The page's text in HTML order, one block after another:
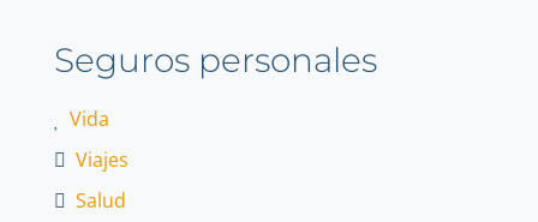
Seguros personales
Vida
Viajes
Salud